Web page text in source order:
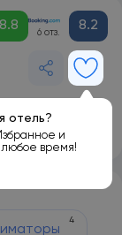
8.8 6 отз. 8.2
отель?
и
любое время!
4